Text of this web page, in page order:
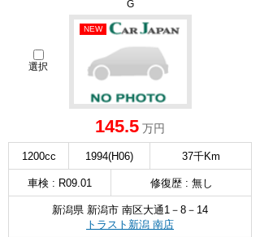
G
選択
NEW
145.5 万円
1200cc 1994(H06) 37千Km
車検 : R09.01 修復歴 : 無し
新潟県 新潟市 南区大通1－8－14
トラスト新潟 南店